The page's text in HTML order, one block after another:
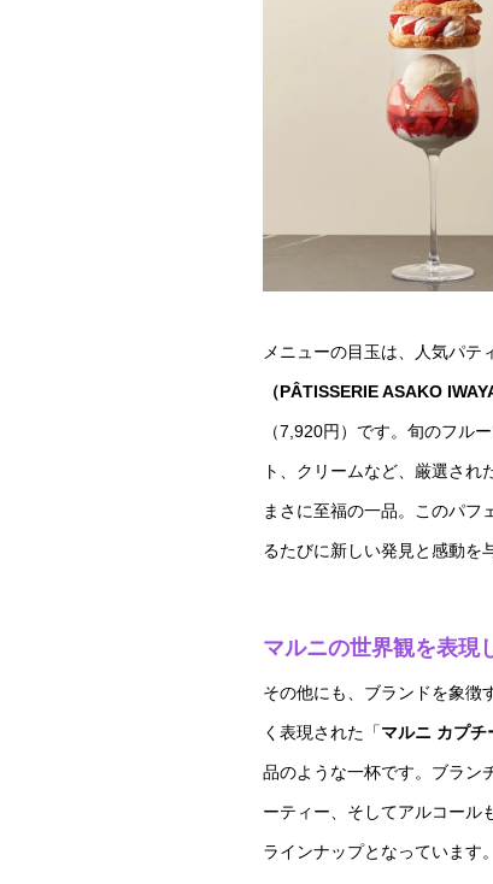
メニューの目玉は、人気パテ
（PÂTISSERIE ASAKO
（7,920円）です。旬のフル
ト、クリームなど、厳選され
まさに至福の一品。このパフ
るたびに新しい発見と感動を
マルニの世界観を表現
その他にも、ブランドを象徴
く表現された「マルニ カプチ
品のような一杯です。ブラン
ーティー、そしてアルコール
ラインナップとなっています。